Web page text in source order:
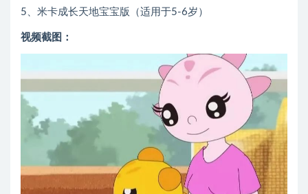
5、米卡成长天地宝宝版（适用于5-6岁）
视频截图：